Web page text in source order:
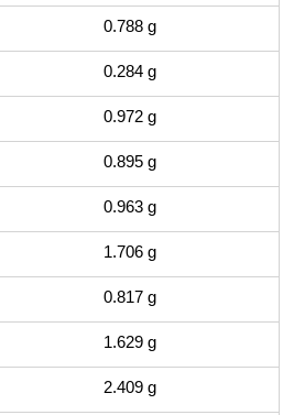
0.788 g
0.284 g
0.972 g
0.895 g
0.963 g
1.706 g
0.817 g
1.629 g
2.409 g